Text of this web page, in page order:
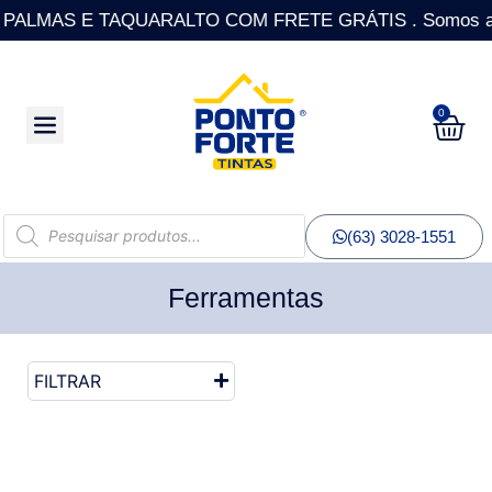
E TAQUARALTO COM FRETE GRÁTIS .
0
(63) 3028-1551
Ferramentas
FILTRAR